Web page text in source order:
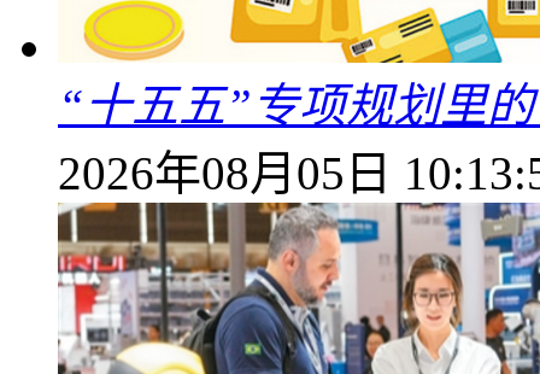
“十五五”专项规划里
2026年08月05日